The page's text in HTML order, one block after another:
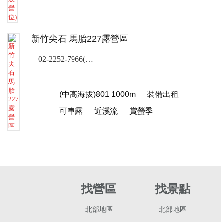
新竹尖石 馬胎227露營區
02-2252-7966(露營樂客服專線)
(中高海拔)801-1000m
裝備出租
可車露
近溪流 賞螢季
找營區
北部地區
找景點
北部地區